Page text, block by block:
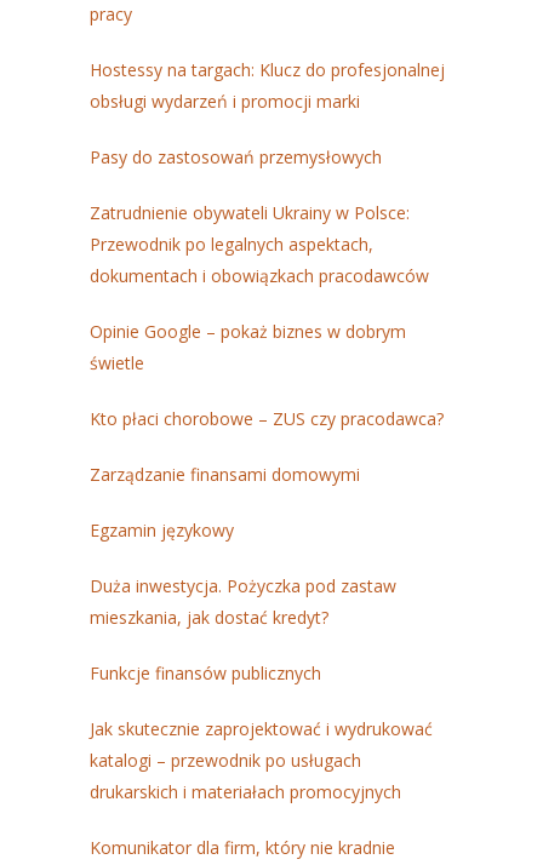
pracy
Hostessy na targach: Klucz do profesjonalnej
obsługi wydarzeń i promocji marki
Pasy do zastosowań przemysłowych
Zatrudnienie obywateli Ukrainy w Polsce:
Przewodnik po legalnych aspektach,
dokumentach i obowiązkach pracodawców
Opinie Google – pokaż biznes w dobrym
świetle
Kto płaci chorobowe – ZUS czy pracodawca?
Zarządzanie finansami domowymi
Egzamin językowy
Duża inwestycja. Pożyczka pod zastaw
mieszkania, jak dostać kredyt?
Funkcje finansów publicznych
Jak skutecznie zaprojektować i wydrukować
katalogi – przewodnik po usługach
drukarskich i materiałach promocyjnych
Komunikator dla firm, który nie kradnie